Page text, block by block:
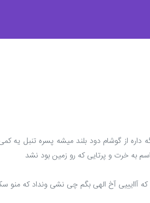
از گوشام دود بلند میشه پسره تنبل یه
به خرت و پرتایی که رو زمین بود نشد
آاایییی آخ الهی بگم چی نشی ونداد که منو